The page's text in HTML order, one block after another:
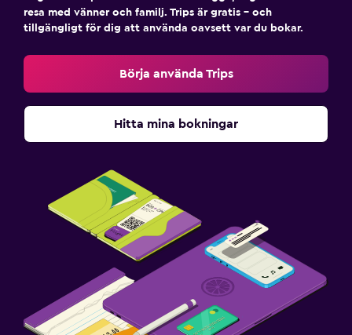
resa med vänner och familj. Trips är gratis – och
tillgängligt för dig att använda oavsett var du bokar.
Börja använda Trips
Hitta mina bokningar